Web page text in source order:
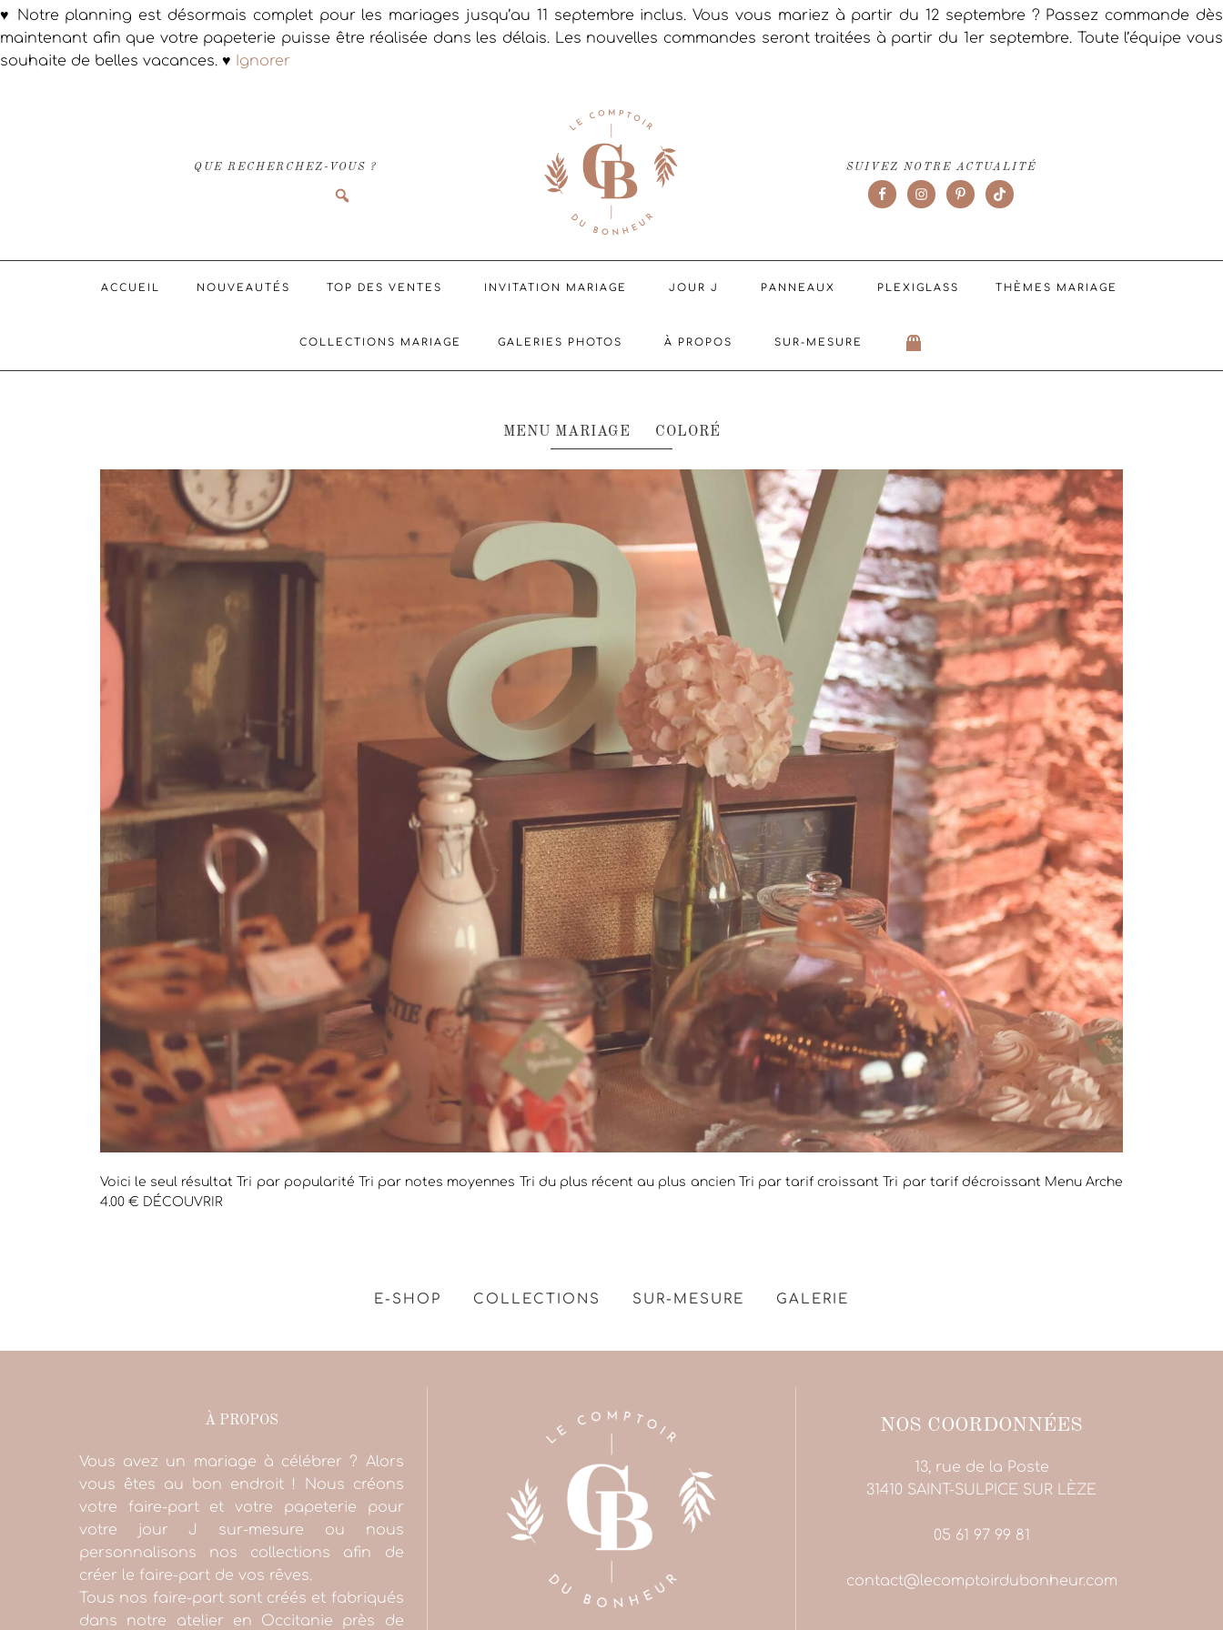
♥ Notre planning est désormais complet pour les mariages jusqu’au 11 septembre inclus. Vous vous mariez à partir du 12 septembre ? Passez commande dès
maintenant afin que votre papeterie puisse être réalisée dans les délais. Les nouvelles commandes seront traitées à partir du 1er septembre. Toute l’équipe vous
souhaite de belles vacances. ♥
Ignorer
QUE RECHERCHEZ-VOUS ? SUIVEZ NOTRE ACTUALITÉ
ACCUEIL NOUVEAUTÉS TOP DES VENTES INVITATION MARIAGE JOUR J PANNEAUX PLEXIGLASS THÈMES MARIAGE
COLLECTIONS MARIAGE GALERIES PHOTOS À PROPOS SUR-MESURE
MENU MARIAGE COLORÉ
Voici le seul résultat Tri par popularité Tri par notes moyennes Tri du plus récent au plus ancien Tri par tarif croissant Tri par tarif décroissant Menu Arche
4.00 € DÉCOUVRIR
E-SHOP COLLECTIONS SUR-MESURE GALERIE
À PROPOS
Vous avez un mariage à célébrer ? Alors
vous êtes au bon endroit ! Nous créons
votre faire-part et votre papeterie pour
votre jour J sur-mesure ou nous
personnalisons nos collections afin de
créer le faire-part de vos rêves.
Tous nos faire-part sont créés et fabriqués
dans notre atelier en Occitanie près de
NOS COORDONNÉES
13, rue de la Poste
31410 SAINT-SULPICE SUR LÈZE
05 61 97 99 81
contact@lecomptoirdubonheur.com